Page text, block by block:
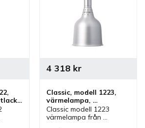
Classic, modell 1223,
värmelampa,
aluminium,
fastmontering
Classic modell 1223
värmelampa från
4 318kr